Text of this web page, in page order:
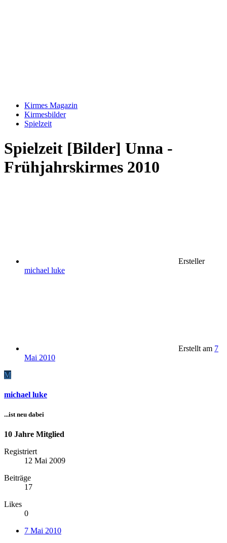
Kirmes Magazin
Kirmesbilder
Spielzeit
Spielzeit [Bilder] Unna -
Frühjahrskirmes 2010
Ersteller
michael luke
Erstellt am 7
Mai 2010
M
michael luke
...ist neu dabei
10 Jahre Mitglied
Registriert
12 Mai 2009
Beiträge
17
Likes
0
7 Mai 2010